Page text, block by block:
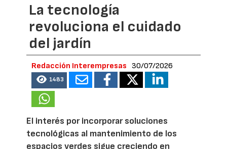
La tecnología
revoluciona el cuidado
del jardín
Redacción Interempresas 30/07/2026
1483
El interés por incorporar soluciones
tecnológicas al mantenimiento de los
espacios verdes sigue creciendo en